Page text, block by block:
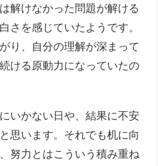
解けなかった問題が解ける
さを感じていたようです。
り、自分の理解が深まって
ける原動力になっていたの
いかない日や、結果に不安
思います。それでも机に向
努力とはこういう積み重ね